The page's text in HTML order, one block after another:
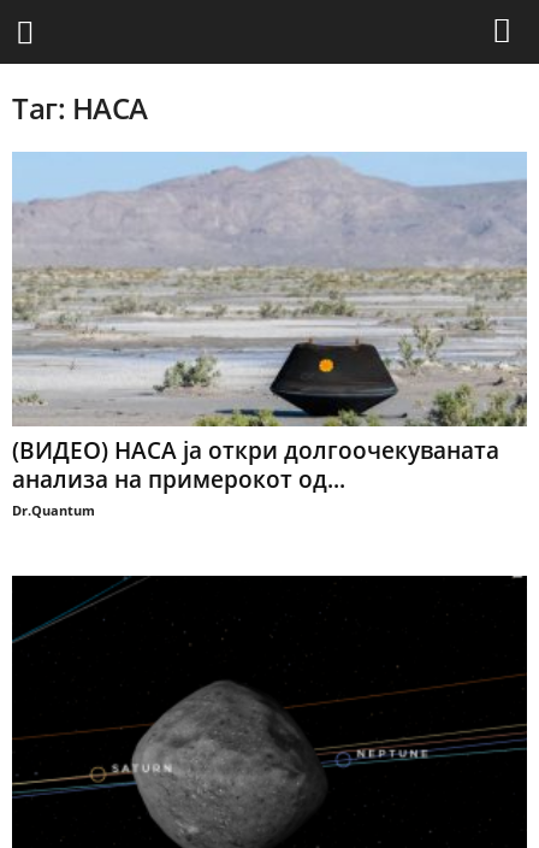
Таг: НАСА
(ВИДЕО) НАСА ја откри долгоочекуваната
анализа на примерокот од...
Dr.Quantum